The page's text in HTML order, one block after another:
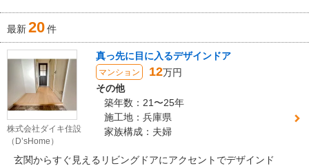
最新20件
株式会社ダイキ住設
（D’sHome）
真っ先に目に入るデザインドア
マンション 12万円
その他
築年数：21〜25年
施工地：兵庫県
家族構成：夫婦
玄関からすぐ見えるリビングドアにアクセントでデザインド